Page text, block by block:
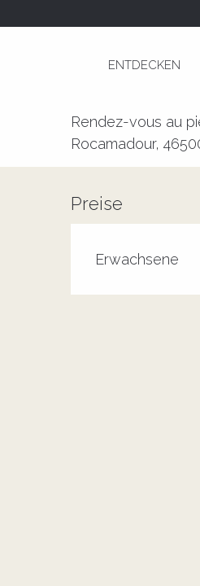
ENTDECKEN
Pays
Pays d'art
Rendez-vous au
Rocamadour,
Preise
Erwachsene